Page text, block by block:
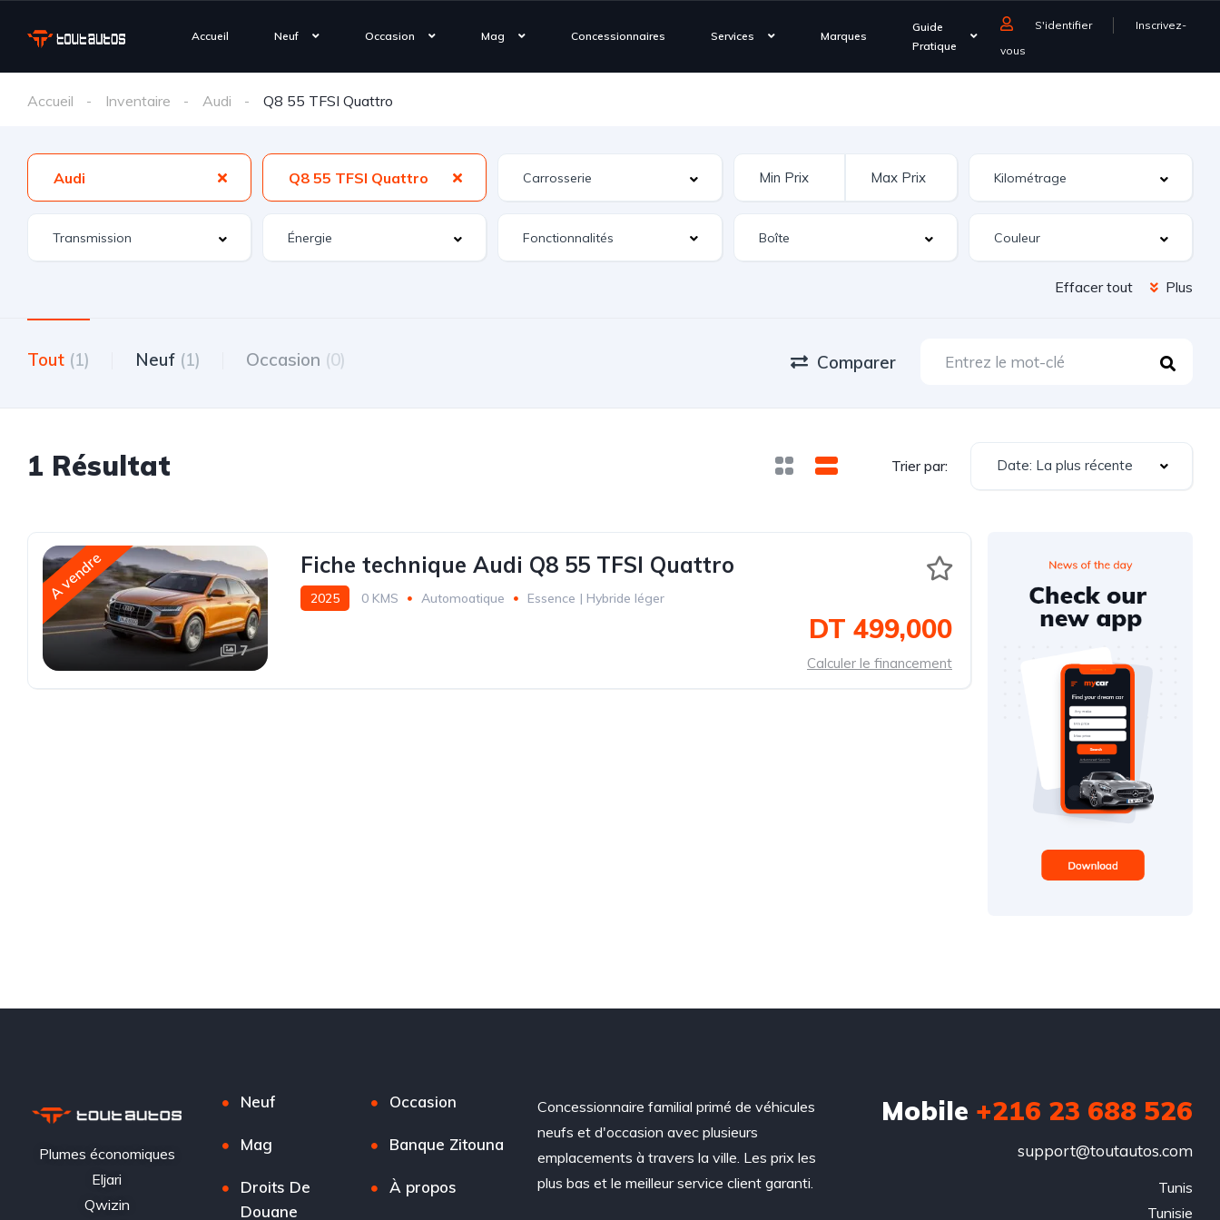
Accueil Neuf Occasion Mag Concessionnaires Services Marques
Guide
Pratique
S'identifier
Inscrivez-
vous
Accueil Inventaire Audi Q8 55 TFSI Quattro
Audi Q8 55 TFSI Quattro
Fonctionnalités
Effacer tout Plus
Tout (1) Neuf (1) Occasion (0) Comparer
1 Résultat Trier par: Date: La plus récente
A vendre
7
Fiche technique Audi Q8 55 TFSI Quattro
2025 0 KMS Automoatique
Essence | Hybride léger
DT 499,000
Calculer le financement
Plumes économiques
Eljari
Qwizin
Neuf Occasion
Mag Banque Zitouna
Droits De
Douane
À propos
Concessionnaire familial primé de véhicules
neufs et d'occasion avec plusieurs
emplacements à travers la ville. Les prix les
plus bas et le meilleur service client garanti.
Mobile +216 23 688 526
support@toutautos.com
Tunis
Tunisie